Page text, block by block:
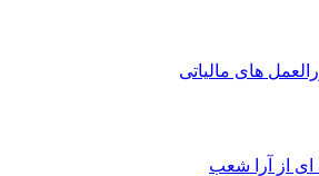
های مالیاتی
ای از آرا شعب